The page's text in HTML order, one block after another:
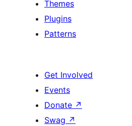
Themes
Plugins
Patterns
Get Involved
Events
Donate ↗
Swag ↗